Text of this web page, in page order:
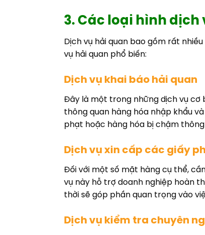
3. Các loại hình
Dịch vụ hải quan bao gồm rất
vụ hải quan phổ biến:
Dịch vụ khai báo hải quan
Đây là một trong những dịch vụ cơ
thông quan hàng hóa nhập khẩu
phạt hoặc hàng hóa bị chậm thông
Dịch vụ xin cấp các giấy
Đối với một số mặt hàng cụ thể,
vụ này hỗ trợ doanh nghiệp hoàn
thời sẽ góp phần quan trọng vào
Dịch vụ kiểm tra chuyên